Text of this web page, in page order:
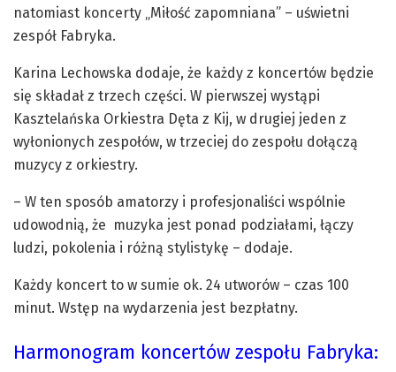
natomiast koncerty „Miłość zapomniana” – uświetni
zespół Fabryka.
Karina Lechowska dodaje, że każdy z koncertów będzie
się składał z trzech części. W pierwszej wystąpi
Kasztelańska Orkiestra Dęta z Kij, w drugiej jeden z
wyłonionych zespołów, w trzeciej do zespołu dołączą
muzycy z orkiestry.
– W ten sposób amatorzy i profesjonaliści wspólnie
udowodnią, że muzyka jest ponad podziałami, łączy
ludzi, pokolenia i różną stylistykę – dodaje.
Każdy koncert to w sumie ok. 24 utworów – czas 100
minut. Wstęp na wydarzenia jest bezpłatny.
Harmonogram koncertów zespołu Fabryka: